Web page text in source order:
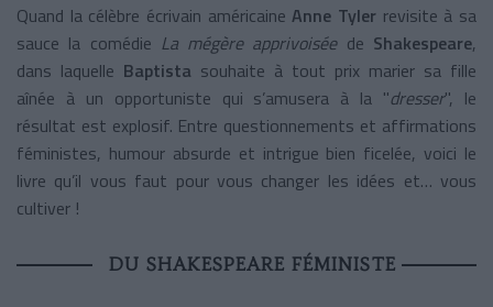
Quand la célèbre écrivain américaineAnne Tyler revisite à sa
sauce la comédie La mégère apprivoiséede Shakespeare,
dans laquelle Baptista souhaite à tout prix marier sa fille
aînée à un opportuniste qui s’amusera à la "dresser", le
résultat est explosif. Entre questionnements et affirmations
féministes, humour absurde et intrigue bien ficelée, voici le
livre qu’il vous faut pour vous changer les idées et… vous
cultiver !
DU SHAKESPEARE FÉMINISTE